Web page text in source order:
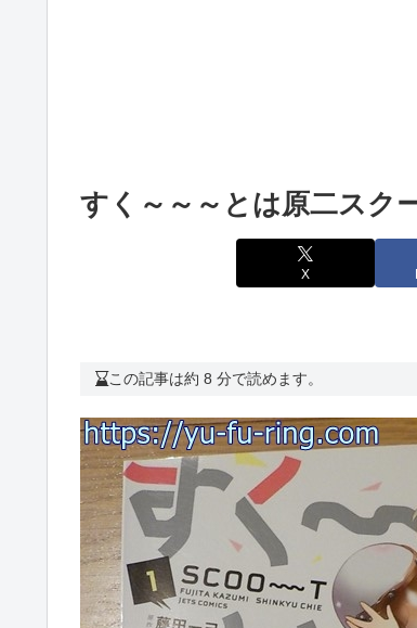
すく～～～とは原二スク
X
この記事は約 8 分で読めます。